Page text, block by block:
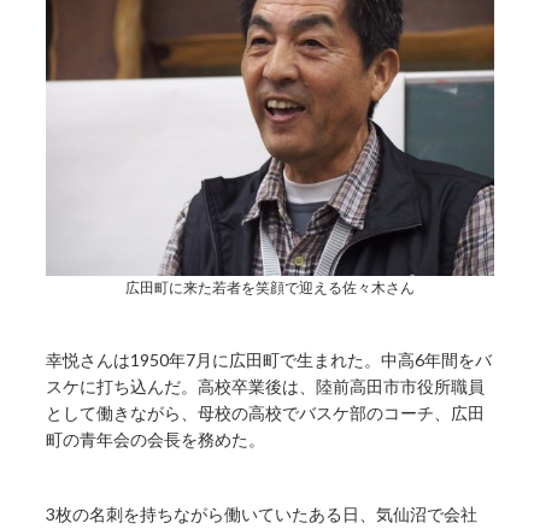
広田町に来た若者を笑顔で迎える佐々木さん
幸悦さんは1950年7月に広田町で生まれた。中高6年間をバ
スケに打ち込んだ。高校卒業後は、陸前高田市市役所職員
として働きながら、母校の高校でバスケ部のコーチ、広田
町の青年会の会長を務めた。
3枚の名刺を持ちながら働いていたある日、気仙沼で会社